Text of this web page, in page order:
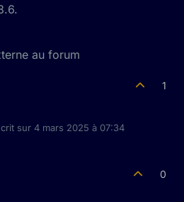
au forum
1
sur 4 mars 2025 à 07:34
édition par
0